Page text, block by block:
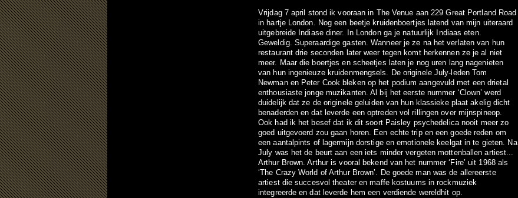
Vrijdag 7 april stond ik vooraan in The Venue aan 229 Great Portland Road
in hartje London. Nog een beetje kruidenboertjes latend van mijn uiteraard
uitgebreide Indiase diner. In London ga je natuurlijk Indiaas eten.
Geweldig. Superaardige gasten. Wanneer je ze na het verlaten van hun
restaurant drie seconden later weer tegen komt herkennen ze je al niet
meer. Maar die boertjes en scheetjes laten je nog uren lang nagenieten
van hun ingenieuze kruidenmengsels. De originele July-leden Tom
Newman en Peter Cook bleken op het podium aangevuld met een drietal
enthousiaste jonge muzikanten. Al bij het eerste nummer ‘Clown’ werd
duidelijk dat ze de originele geluiden van hun klassieke plaat akelig dicht
benaderden en dat leverde een optreden vol rillingen over mijnspineop.
Ook had ik het besef dat ik dit soort Paisley psychedelica nooit meer zo
goed uitgevoerd zou gaan horen. Een echte trip en een goede reden om
een aantalpints of lagermijn dorstige en emotionele keelgat in te gieten. Na
July was het de beurt aan een iets minder vergeten mottenballen artiest...
Arthur Brown. Arthur is vooral bekend van het nummer ‘Fire’ uit 1968 als
‘The Crazy World of Arthur Brown’. De goede man was de allereerste
artiest die succesvol theater en maffe kostuums in rockmuziek
integreerde en dat leverde hem een verdiende wereldhit op.